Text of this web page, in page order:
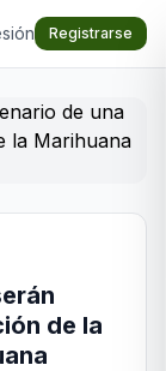
Registrarse
de la